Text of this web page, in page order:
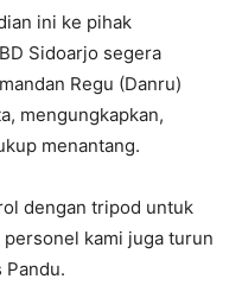
ini ke pihak
Sidoarjo segera
Regu (Danru)
mengungkapkan,
menantang.
dengan tripod untuk
personel kami juga turun
Pandu.